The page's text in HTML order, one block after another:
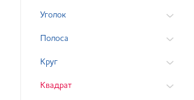
Уголок
Полоса
Круг
Квадрат